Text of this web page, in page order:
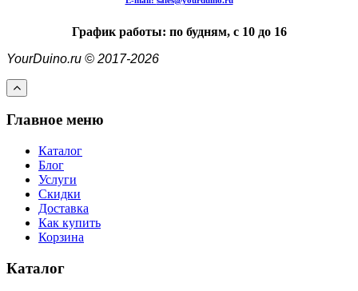
График работы: по будням, с 10 до 16
YourDuino.ru © 2017-2026
Главное меню
Каталог
Блог
Услуги
Скидки
Доставка
Как купить
Корзина
Каталог